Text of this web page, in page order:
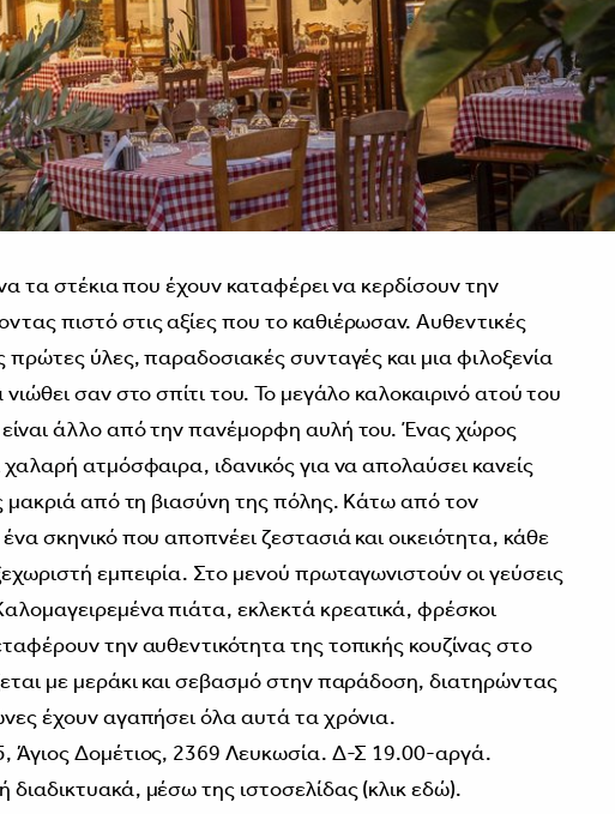
τα στέκια που έχουν καταφέρει να κερδίσουν την
πιστό στις αξίες που το καθιέρωσαν. Αυθεντικές
πρώτες ύλες, παραδοσιακές συνταγές και μια φιλοξενία
σαν στο σπίτι του. Το μεγάλο καλοκαιρινό ατού του
άλλο από την πανέμορφη αυλή του. Ένας χώρος
ατμόσφαιρα, ιδανικός για να απολαύσει κανείς
μακριά από τη βιασύνη της πόλης. Κάτω από τον
σκηνικό που αποπνέει ζεστασιά και οικειότητα, κάθε
εμπειρία. Στο μενού πρωταγωνιστούν οι γεύσεις
πιάτα, εκλεκτά κρεατικά, φρέσκοι
την αυθεντικότητα της τοπικής κουζίνας στο
με μεράκι και σεβασμό στην παράδοση, διατηρώντας
έχουν αγαπήσει όλα αυτά τα χρόνια.
Άγιος Δομέτιος, 2369 Λευκωσία. Δ-Σ 19.00-αργά.
μέσω της ιστοσελίδας (κλικεδώ).